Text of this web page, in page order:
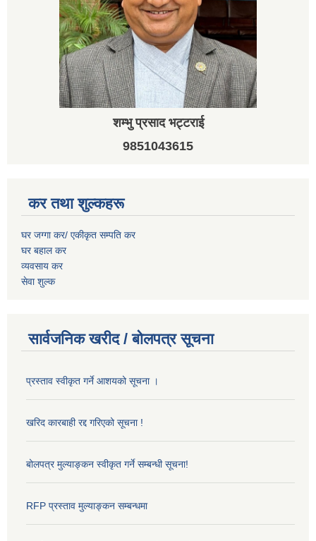
शम्भु प्रसाद भट्टराई
9851043615
कर तथा शुल्कहरू
घर जग्गा कर/ एकीकृत सम्पति कर
घर बहाल कर
व्यवसाय कर
सेवा शुल्क
सार्वजनिक खरीद / बोलपत्र सूचना
प्रस्ताव स्वीकृत गर्ने आशयको सूचना ।
खरिद कारबाही रद्द गरिएको सूचना !
बोलपत्र मुल्याङ्कन स्वीकृत गर्ने सम्बन्धी सूचना!
RFP प्रस्ताव मुल्याङ्कन सम्बन्धमा